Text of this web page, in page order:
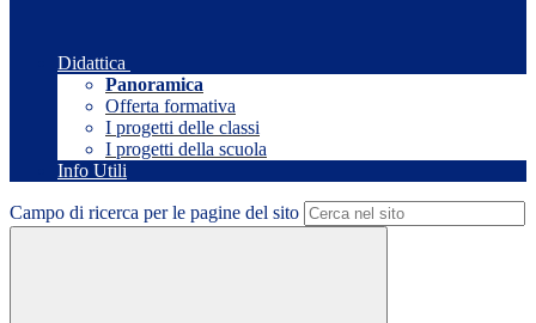
Didattica
Panoramica
Offerta formativa
I progetti delle classi
I progetti della scuola
Info Utili
Campo di ricerca per le pagine del sito